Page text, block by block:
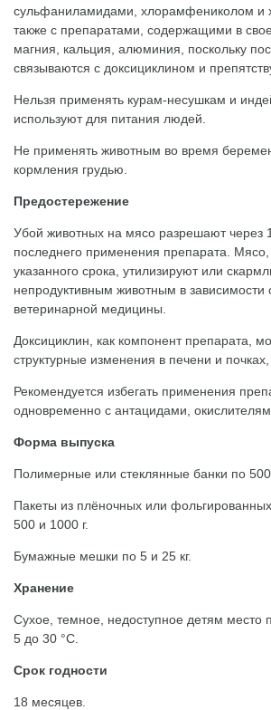
сульфаниламидами, хлорамфениколом и
также с препаратами, содержащими в
магния, кальция, алюминия, поскольку
связываются с доксициклином и
Нельзя применять курам-несушкам и
используют для питания людей.
Не применять животным во время
кормления грудью.
Предостережение
Убой животных на мясо разрешают через
последнего применения препарата.
указанного срока, утилизируют или
непродуктивным животным в зависимости
ветеринарной медицины.
Доксициклин, как компонент препарата,
структурные изменения в печени и
Рекомендуется избегать применения
одновременно с антацидами,
Форма выпуска
Полимерные или стеклянные банки по 500
Пакеты из плёночных или
500 и 1000 г.
Бумажные мешки по 5 и 25 кг.
Хранение
Сухое, темное, недоступное детям место
5 до 30 °С.
Срок годности
18 месяцев.